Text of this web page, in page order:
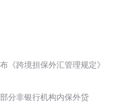
《跨境担保外汇管理规定》
分非银行机构内保外贷